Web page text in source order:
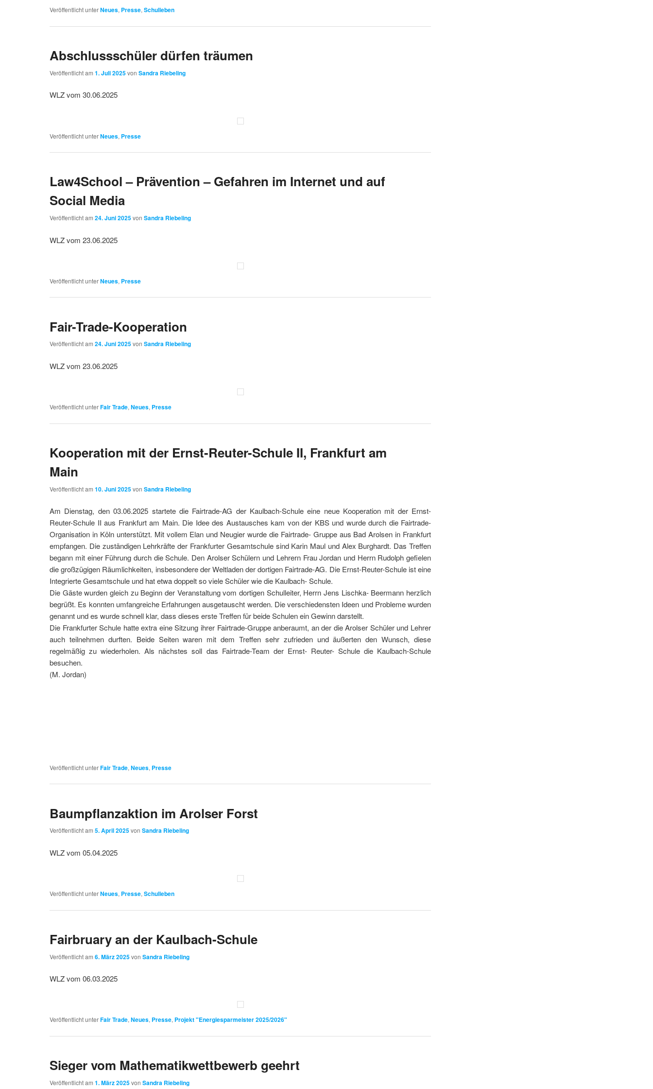
Veröffentlicht unterNeues, Presse,Schulleben
Abschlussschüler dürfen träumen
Veröffentlicht am1. Juli 2025vonSandra Riebeling
WLZ vom 30.06.2025
Veröffentlicht unterNeues, Presse
Law4School – Prävention – Gefahren im Internet und auf
Social Media
Veröffentlicht am24. Juni 2025vonSandra Riebeling
WLZ vom 23.06.2025
Veröffentlicht unterNeues, Presse
Fair-Trade-Kooperation
Veröffentlicht am24. Juni 2025vonSandra Riebeling
WLZ vom 23.06.2025
Veröffentlicht unterFair Trade,Neues, Presse
Kooperation mit der Ernst-Reuter-Schule II, Frankfurt am
Main
Veröffentlicht am10. Juni 2025vonSandra Riebeling
Am Dienstag, den 03.06.2025 startete die Fairtrade-AG der Kaulbach-Schule eine neue Kooperation mit der Ernst-
Reuter-Schule II aus Frankfurt am Main. Die Idee des Austausches kam von der KBS und wurde durch die Fairtrade-
Organisation in Köln unterstützt. Mit vollem Elan und Neugier wurde die Fairtrade- Gruppe aus Bad Arolsen in Frankfurt
empfangen. Die zuständigen Lehrkräfte der Frankfurter Gesamtschule sind Karin Maul und Alex Burghardt. Das Treffen
begann mit einer Führung durch die Schule. Den Arolser Schülern und Lehrern Frau Jordan und Herrn Rudolph gefielen
die großzügigen Räumlichkeiten, insbesondere der Weltladen der dortigen Fairtrade-AG. Die Ernst-Reuter-Schule ist eine
Integrierte Gesamtschule und hat etwa doppelt so viele Schüler wie die Kaulbach- Schule.
Die Gäste wurden gleich zu Beginn der Veranstaltung vom dortigen Schulleiter, Herrn Jens Lischka- Beermann herzlich
begrüßt. Es konnten umfangreiche Erfahrungen ausgetauscht werden. Die verschiedensten Ideen und Probleme wurden
genannt und es wurde schnell klar, dass dieses erste Treffen für beide Schulen ein Gewinn darstellt.
Die Frankfurter Schule hatte extra eine Sitzung ihrer Fairtrade-Gruppe anberaumt, an der die Arolser Schüler und Lehrer
auch teilnehmen durften. Beide Seiten waren mit dem Treffen sehr zufrieden und äußerten den Wunsch, diese
regelmäßig zu wiederholen. Als nächstes soll das Fairtrade-Team der Ernst- Reuter- Schule die Kaulbach-Schule
besuchen.
(M. Jordan)
Veröffentlicht unterFair Trade,Neues, Presse
Baumpflanzaktion im Arolser Forst
Veröffentlicht am5. April 2025vonSandra Riebeling
WLZ vom 05.04.2025
Veröffentlicht unterNeues, Presse,Schulleben
Fairbruary an der Kaulbach-Schule
Veröffentlicht am6. März 2025vonSandra Riebeling
WLZ vom 06.03.2025
Veröffentlicht unterFair Trade,Neues, Presse, Projekt "Energiesparmeister 2025/2026"
Sieger vom Mathematikwettbewerb geehrt
Veröffentlicht am1. März 2025vonSandra Riebeling